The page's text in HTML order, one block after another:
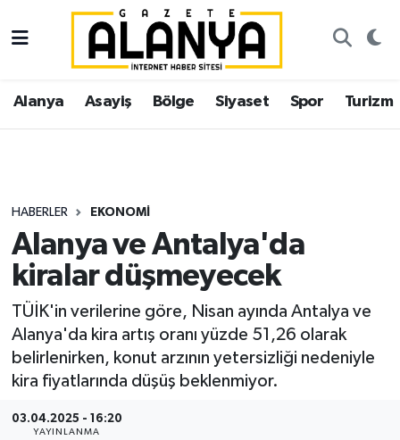
Alanya Asayiş Bölge Siyaset Spor Turizm
HABERLER EKONOMI
Alanya ve Antalya'da
kiralar düşmeyecek
TÜİK'in verilerine göre, Nisan ayında Antalya ve
Alanya'da kira artış oranı yüzde 51,26 olarak
belirlenirken, konut arzının yetersizliği nedeniyle
kira fiyatlarında düşüş beklenmiyor.
03.04.2025 - 16:20
YAYINLANMA
Alanya
Asayiş
Siyaset
Spor
Ekonomi
Gazipaşa
İstanbul Nöbetçi Eczaneler
İstanbul Hava Durumu
Süper Lig Puan Durumu ve Fikstür
Tüm Manşetler
Son Dakika Haberleri
Haber Arşivi